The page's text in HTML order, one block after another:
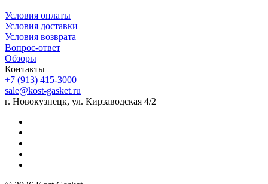
Условия оплаты
Условия доставки
Условия возврата
Вопрос-ответ
Обзоры
Контакты
+7 (913) 415-3000
sale@kost-gasket.ru
г. Новокузнецк, ул. Кирзаводская 4/2